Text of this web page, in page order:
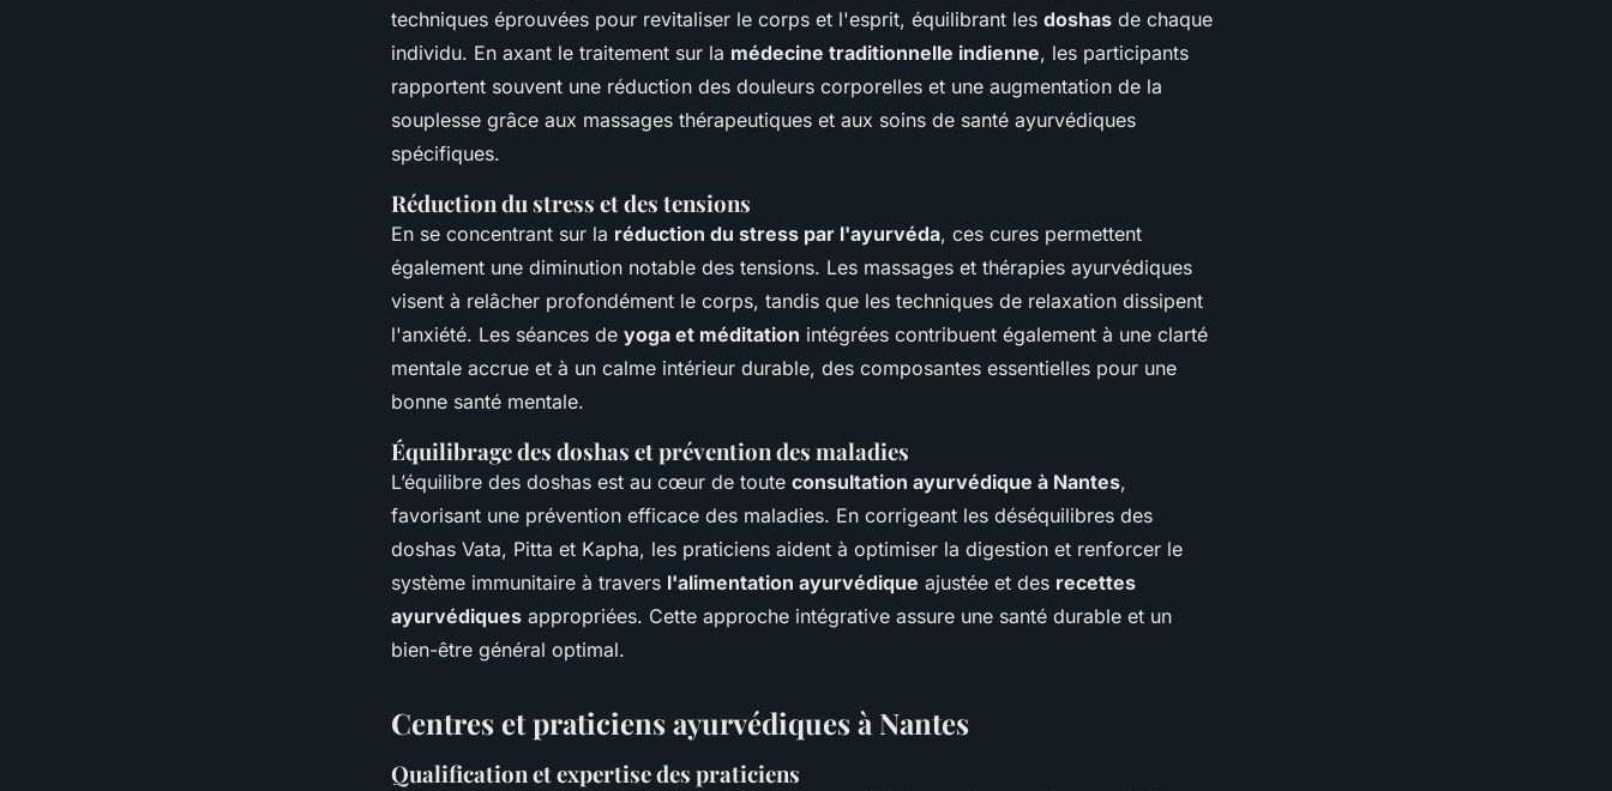
techniques éprouvées pour revitaliser le corps et l'esprit, équilibrant les doshas de chaque
individu. En axant le traitement sur la médecine traditionnelle indienne, les participants
rapportent souvent une réduction des douleurs corporelles et une augmentation de la
souplesse grâce aux massages thérapeutiques et aux soins de santé ayurvédiques
spécifiques.
Réduction du stress et des tensions
En se concentrant sur la réduction du stress par l'ayurvéda, ces cures permettent
également une diminution notable des tensions. Les massages et thérapies ayurvédiques
visent à relâcher profondément le corps, tandis que les techniques de relaxation dissipent
l'anxiété. Les séances de yoga et méditation intégrées contribuent également à une clarté
mentale accrue et à un calme intérieur durable, des composantes essentielles pour une
bonne santé mentale.
Équilibrage des doshas et prévention des maladies
L’équilibre des doshas est au cœur de toute consultation ayurvédique à Nantes,
favorisant une prévention efficace des maladies. En corrigeant les déséquilibres des
doshas Vata, Pitta et Kapha, les praticiens aident à optimiser la digestion et renforcer le
système immunitaire à travers l'alimentation ayurvédique ajustée et des recettes
ayurvédiques appropriées. Cette approche intégrative assure une santé durable et un
bien-être général optimal.
Centres et praticiens ayurvédiques à Nantes
Qualification et expertise des praticiens